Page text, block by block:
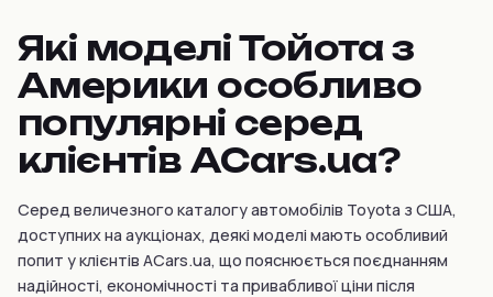
Які моделі Тойота з
Америки особливо
популярні серед
клієнтів ACars.ua?
Серед величезного каталогу автомобілів Toyota з США,
доступних на аукціонах, деякі моделі мають особливий
попит у клієнтів ACars.ua, що пояснюється поєднанням
надійності, економічності та привабливої ціни після